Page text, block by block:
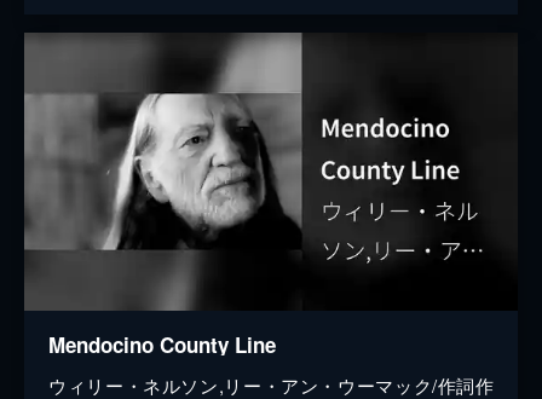
Mendocino County Line
ウィリー・ネルソン,リー・アン・ウーマック/作詞作